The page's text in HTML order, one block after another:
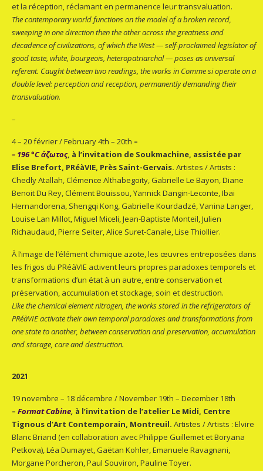
et la réception, réclamant en permanence leur transvaluation.
The contemporary world functions on the model of a broken record,
sweeping in one direction then the other across the greatness and
decadence of civilizations, of which the West — self-proclaimed legislator of
good taste, white, bourgeois, heteropatriarchal — poses as universal
referent. Caught between two readings, the works in Comme si operate on a
double level: perception and reception, permanently demanding their
transvaluation.
–
4 – 20 février / February 4th – 20th –
– 196 °C ἄζωτος, à l’invitation de Soukmachine, assistée par
Elise Brefort, PRéàVIE, Près Saint-Gervais. Artistes / Artists :
Chedly Atallah, Clémence Althabegoïty, Gabrielle Le Bayon, Diane
Benoit Du Rey, Clément Bouissou, Yannick Dangin-Leconte, Ibai
Hernandorena, Shengqi Kong, Gabrielle Kourdadzé, Vanina Langer,
Louise Lan Millot, Miguel Miceli, Jean-Baptiste Monteil, Julien
Richaudaud, Pierre Seiter, Alice Suret-Canale, Lise Thiollier.
À l’image de l’élément chimique azote, les œuvres entreposées dans
les frigos du PRéàVIE activent leurs propres paradoxes temporels et
transformations d’un état à un autre, entre conservation et
préservation, accumulation et stockage, soin et destruction.
Like the chemical element nitrogen, the works stored in the refrigerators of
PRéàVIE activate their own temporal paradoxes and transformations from
one state to another, between conservation and preservation, accumulation
and storage, care and destruction.
2021
19 novembre – 18 décembre / November 19th – December 18th
–Format Cabine, à l’invitation de l’atelier Le Midi, Centre
Tignous d’Art Contemporain, Montreuil. Artistes / Artists : Elvire
Blanc Briand (en collaboration avec Philippe Guillemet et Boryana
Petkova), Léa Dumayet, Gaëtan Kohler, Emanuele Ravagnani,
Morgane Porcheron, Paul Souviron, Pauline Toyer.